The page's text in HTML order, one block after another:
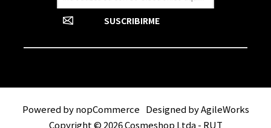
Powered bynopCommerce Designed byAgileWorks
Copyright © 2026 Cosmeshop Ltda - RUT